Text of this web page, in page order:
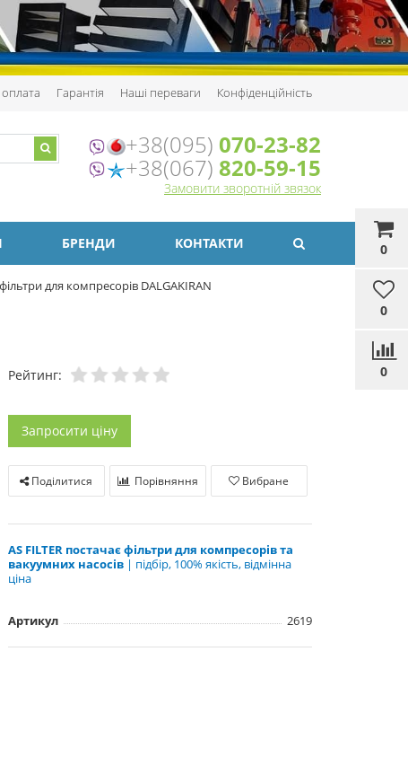
оплата Гарантія Наші переваги Конфіденційність
0
0
0
+38(095) 070-23-82
+38(067) 820-59-15
Замовити зворотній звязок
БРЕНДИ КОНТАКТИ
фільтри для компресорів DALGAKIRAN
Рейтинг:
Запросити ціну
Поділитися Порівняння Вибране
AS FILTER постачає фільтри для компресорів та
вакуумних насосів| підбір, 100% якість, відмінна
ціна
Артикул 2619